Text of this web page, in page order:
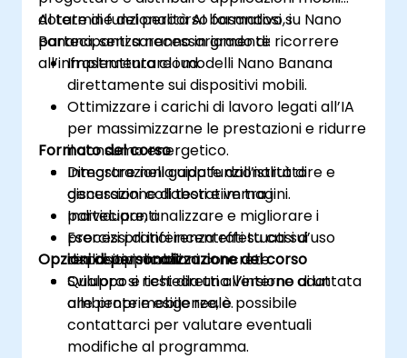
dotate di funzionalità AI basandosi su Nano
Banana, senza necessariamente ricorrere
all’infrastruttura cloud.
Al termine del percorso formativo, i
partecipanti saranno in grado di:
Implementare i modelli Nano Banana
direttamente sui dispositivi mobili.
Ottimizzare i carichi di lavoro legati all’IA
per massimizzarne le prestazioni e ridurre
il consumo energetico.
Integrare nella app funzionalità di
generazione di testi e immagini.
Individuare, analizzare e migliorare i
processi di inferenza effettuati sui
dispositivi mobili.
Formato del corso
Dimostrazioni guidate dall’istruttore e
discussioni collaborative tra i
partecipanti.
Esercizi pratici incentrati su casi d’uso
reali e applicazioni concrete.
Sviluppo e test diretti all’interno di un
ambiente mobile reale.
Opzioni di personalizzazione del corso
Qualora si richieda una versione adattata
alle proprie esigenze, è possibile
contattarci per valutare eventuali
modifiche al programma.